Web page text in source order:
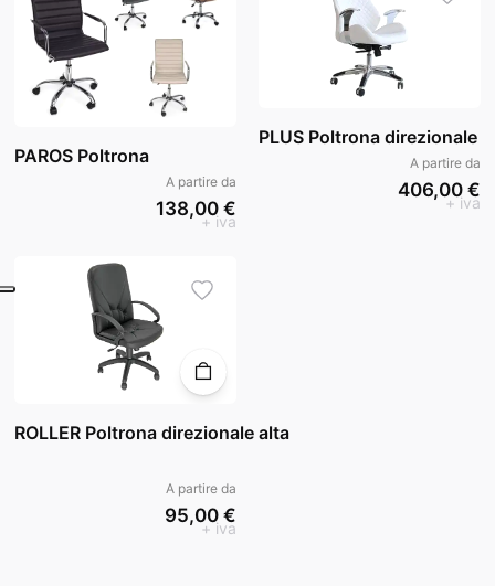
PAROS Poltrona
A partire da
138,00 €
+ iva
PLUS Poltrona direzionale
A partire da
406,00 €
+ iva
ROLLER Poltrona direzionale alta
A partire da
95,00 €
+ iva